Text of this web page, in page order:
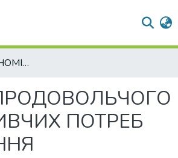
СОЦІАЛЬНО-ЕКОНОМІЧНИЙ ПРОГНОЗ МІСЦЯ ПРОДОВОЛЬЧОГО КОМПЛЕКСУ УКРАЇНИ В ЗАБЕЗПЕЧЕННІ СПОЖИВЧИХ ПОТРЕБ НАСЕЛЕННЯ УКРАЇНИ У ПРОДУКТАХ ХАРЧУВАННЯ
ПОТРЕБ